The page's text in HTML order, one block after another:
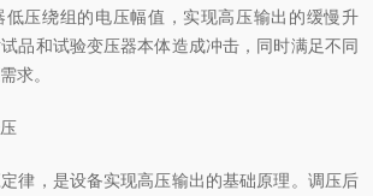
低压绕组的电压幅值，实现高压输出的缓慢升
品和试验变压器本体造成冲击，同时满足不同
求。
律，是设备实现高压输出的基础原理。调压后